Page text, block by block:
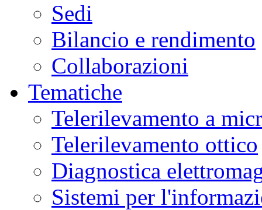
Sedi
Bilancio e rendimento
Collaborazioni
Tematiche
Telerilevamento a
Telerilevamento ottico
Diagnostica
Sistemi per